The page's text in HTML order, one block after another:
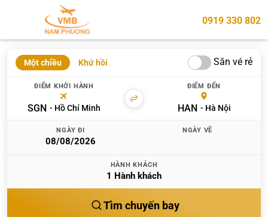
0919 330 802
Một chiều Khứ hồi Săn vé rẻ
ĐIỂM KHỞI HÀNH
SGN Hồ Chí Minh
ĐIỂM ĐẾN
HAN Hà Nội
NGÀY ĐI NGÀY VỀ
HÀNH KHÁCH
1 Hành khách
Tìm chuyến bay